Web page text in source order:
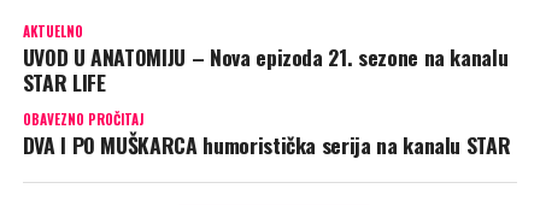
AKTUELNO
UVOD U ANATOMIJU – Nova epizoda 21. sezone na kanalu
STAR LIFE
OBAVEZNO PROČITAJ
DVA I PO MUŠKARCA humoristička serija na kanalu STAR